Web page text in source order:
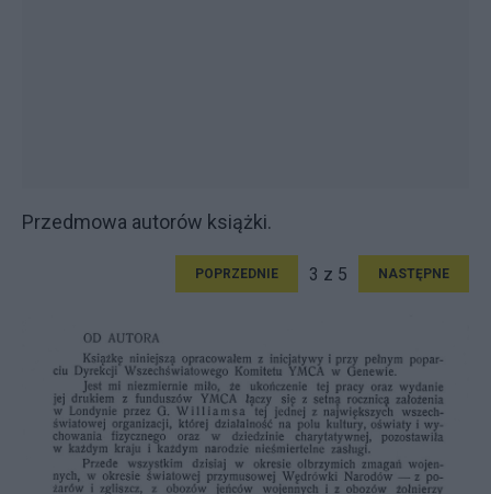
Przedmowa autorów książki.
POPRZEDNIE 3 z 5 NASTĘPNE